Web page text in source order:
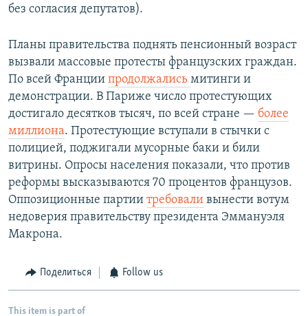
без согласия депутатов).
Планы правительства поднять пенсионный возраст
вызвали массовые протесты французских граждан.
По всей Франции продолжались митинги и
демонстрации. В Париже число протестующих
достигало десятков тысяч, по всей стране — более
миллиона. Протестующие вступали в стычки с
полицией, поджигали мусорные баки и били
витрины. Опросы населения показали, что против
реформы высказываются 70 процентов французов.
Оппозиционные партии требовали вынести вотум
недоверия правительству президента Эммануэля
Макрона.
Поделиться Follow us
This item is part of